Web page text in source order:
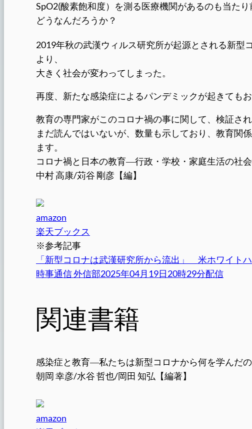
SpO2(酸素飽和度）を測る医療機関があるのも当たり
どうなんだろうか？
2019年秋の武漢ウィルス研究所が起源とされる新型
より、
大きく社会が変わってしまった。
再度、新たな感染症によるパンデミックが起きても
教育の専門家がこのコロナ禍の事に関して、検証さ
まだ読んではいないが、数量も示しており、教育関
ます。
コロナ禍と日本の教育―行政・学校・家庭生活の社
中村 高康/苅谷 剛彦【編】
amazon
楽天ブックス
※参考記事
「新型コロナは武漢研究所から流出」 米ホワイト
時事通信 外信部2025年04月19日20時29分配信
関連書籍
感染症と教育―私たちは新型コロナから何を学んだ
朝岡 幸彦/水谷 哲也/岡田 知弘【編著】
amazon